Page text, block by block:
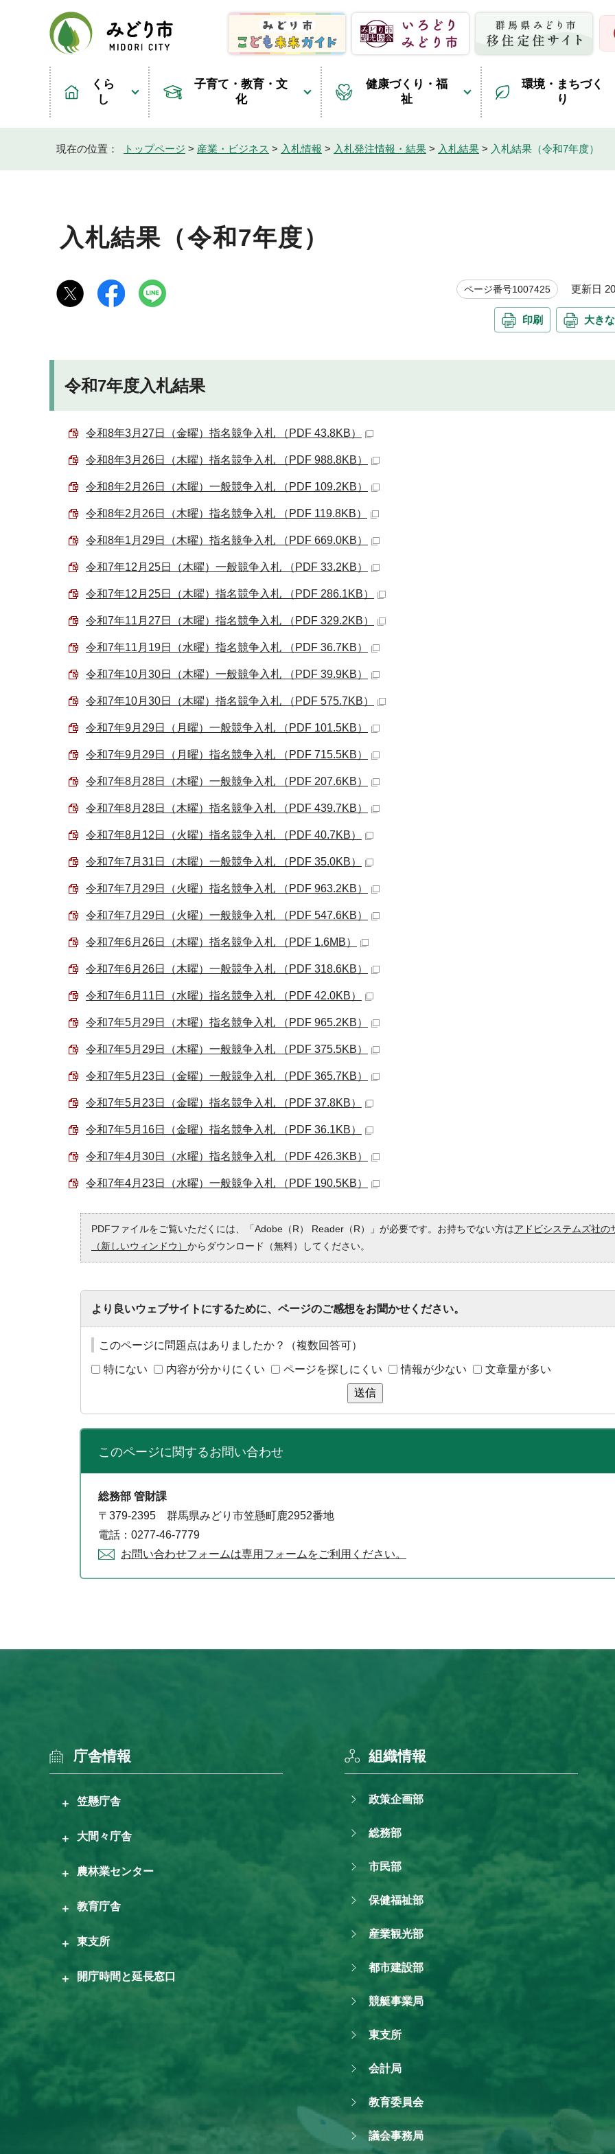
くら
し
子育て・教育・文
化
健康づくり・福
祉
環境・まちづく
り
現在の位置： トップページ > 産業・ビジネス > 入札情報 > 入札発注情報・結果 > 入札結果 > 入札結果（令和7年度）
入札結果（令和7年度）
ページ番号1007425 更新日
印刷 大き
令和7年度入札結果
令和8年3月27日（金曜）指名競争入札 （PDF 43.8KB）
令和8年3月26日（木曜）指名競争入札 （PDF 988.8KB）
令和8年2月26日（木曜）一般競争入札 （PDF 109.2KB）
令和8年2月26日（木曜）指名競争入札 （PDF 119.8KB）
令和8年1月29日（木曜）指名競争入札 （PDF 669.0KB）
令和7年12月25日（木曜）一般競争入札 （PDF 33.2KB）
令和7年12月25日（木曜）指名競争入札 （PDF 286.1KB）
令和7年11月27日（木曜）指名競争入札 （PDF 329.2KB）
令和7年11月19日（水曜）指名競争入札 （PDF 36.7KB）
令和7年10月30日（木曜）一般競争入札 （PDF 39.9KB）
令和7年10月30日（木曜）指名競争入札 （PDF 575.7KB）
令和7年9月29日（月曜）一般競争入札 （PDF 101.5KB）
令和7年9月29日（月曜）指名競争入札 （PDF 715.5KB）
令和7年8月28日（木曜）一般競争入札 （PDF 207.6KB）
令和7年8月28日（木曜）指名競争入札 （PDF 439.7KB）
令和7年8月12日（火曜）指名競争入札 （PDF 40.7KB）
令和7年7月31日（木曜）一般競争入札 （PDF 35.0KB）
令和7年7月29日（火曜）指名競争入札 （PDF 963.2KB）
令和7年7月29日（火曜）一般競争入札 （PDF 547.6KB）
令和7年6月26日（木曜）指名競争入札 （PDF 1.6MB）
令和7年6月26日（木曜）一般競争入札 （PDF 318.6KB）
令和7年6月11日（水曜）指名競争入札 （PDF 42.0KB）
令和7年5月29日（木曜）指名競争入札 （PDF 965.2KB）
令和7年5月29日（木曜）一般競争入札 （PDF 375.5KB）
令和7年5月23日（金曜）一般競争入札 （PDF 365.7KB）
令和7年5月23日（金曜）指名競争入札 （PDF 37.8KB）
令和7年5月16日（金曜）指名競争入札 （PDF 36.1KB）
令和7年4月30日（水曜）指名競争入札 （PDF 426.3KB）
令和7年4月23日（水曜）一般競争入札 （PDF 190.5KB）
PDFファイルをご覧いただくには、「Adobe（R） Reader（R）」が必要です。お持ちでない方はアドビシステムズ社の
（新しいウィンドウ） からダウンロード（無料）してください。
より良いウェブサイトにするために、ページのご感想をお聞かせください。
このページに問題点はありましたか？（複数回答可）
特にない 内容が分かりにくい ページを探しにくい 情報が少ない
文章量が多い
送信
このページに関するお問い合わせ
総務部 管財課
〒379-2395 群馬県みどり市笠懸町鹿2952番地
電話：0277-46-7779
お問い合わせフォームは専用フォームをご利用ください。
庁舎情報
笠懸庁舎
大間々庁舎
農林業センター
教育庁舎
東支所
開庁時間と延長窓口
組織情報
政策企画部
総務部
市民部
保健福祉部
産業観光部
都市建設部
競艇事業局
東支所
会計局
教育委員会
議会事務局